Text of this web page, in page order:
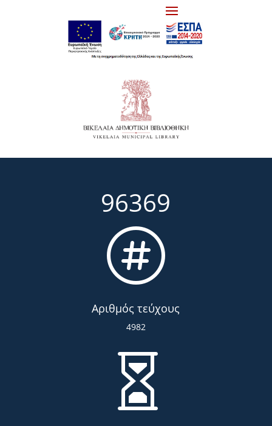
96369

Αριθμός τεύχους
4982
